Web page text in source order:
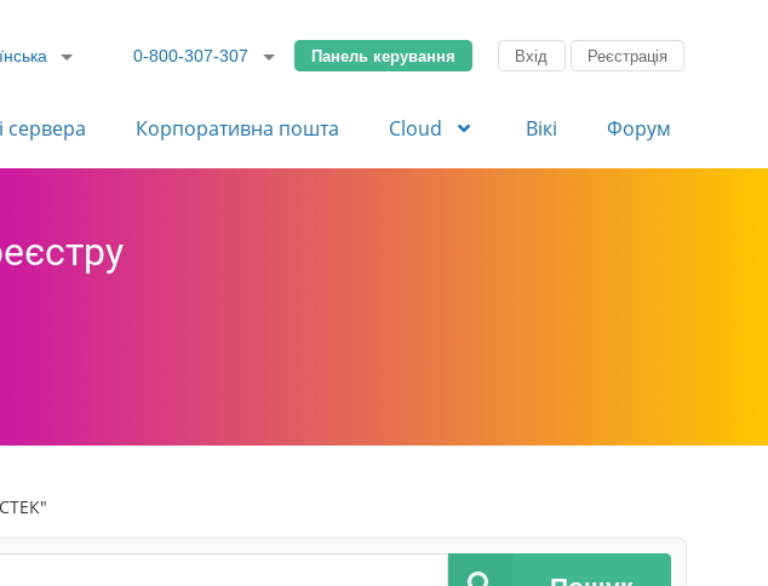
0-800-307-307 Панель керування Вхід Реєстрація
сервера Корпоративна пошта Cloud Вікі Форум